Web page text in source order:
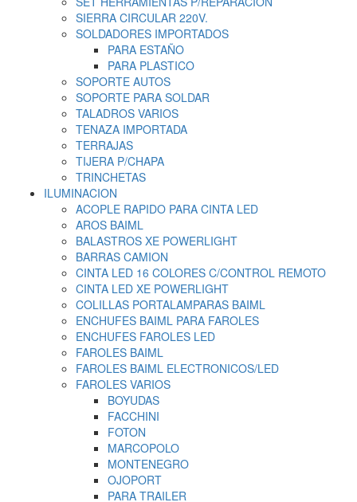
SIERRA CIRCULAR 220V.
SOLDADORES IMPORTADOS
PARA ESTAÑO
PARA PLASTICO
SOPORTE AUTOS
SOPORTE PARA SOLDAR
TALADROS VARIOS
TENAZA IMPORTADA
TERRAJAS
TIJERA P/CHAPA
TRINCHETAS
ILUMINACION
ACOPLE RAPIDO PARA CINTA LED
AROS BAIML
BALASTROS XE POWERLIGHT
BARRAS CAMION
CINTA LED 16 COLORES C/CONTROL REMOTO
CINTA LED XE POWERLIGHT
COLILLAS PORTALAMPARAS BAIML
ENCHUFES BAIML PARA FAROLES
ENCHUFES FAROLES LED
FAROLES BAIML
FAROLES BAIML ELECTRONICOS/LED
FAROLES VARIOS
BOYUDAS
FACCHINI
FOTON
MARCOPOLO
MONTENEGRO
OJOPORT
PARA TRAILER